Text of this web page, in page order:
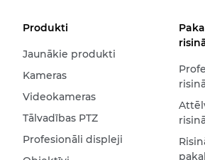
Produkti
Jaunākie produkti
Kameras
Videokameras
Tālvadības PTZ
Profesionāli displeji